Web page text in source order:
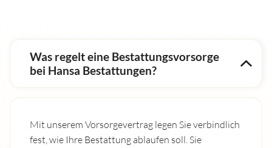
Was regelt eine Bestattungsvorsorge
bei Hansa Bestattungen?
Mit unserem Vorsorgevertrag legen Sie verbindlich
fest, wie Ihre Bestattung ablaufen soll. Sie